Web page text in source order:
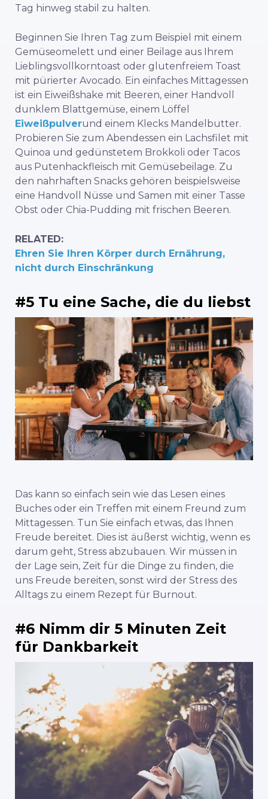
Tag hinweg stabil zu halten.
Beginnen Sie Ihren Tag zum Beispiel mit einem
Gemüseomelett und einer Beilage aus Ihrem
Lieblingsvollkorntoast oder glutenfreiem Toast
mit pürierter Avocado. Ein einfaches Mittagessen
ist ein Eiweißshake mit Beeren, einer Handvoll
dunklem Blattgemüse, einem Löffel
Eiweißpulverund einem Klecks Mandelbutter.
Probieren Sie zum Abendessen ein Lachsfilet mit
Quinoa und gedünstetem Brokkoli oder Tacos
aus Putenhackfleisch mit Gemüsebeilage. Zu
den nahrhaften Snacks gehören beispielsweise
eine Handvoll Nüsse und Samen mit einer Tasse
Obst oder Chia-Pudding mit frischen Beeren.
RELATED:
Ehren Sie Ihren Körper durch Ernährung,
nicht durch Einschränkung
#5 Tu eine Sache, die du liebst
Das kann so einfach sein wie das Lesen eines
Buches oder ein Treffen mit einem Freund zum
Mittagessen. Tun Sie einfach etwas, das Ihnen
Freude bereitet. Dies ist äußerst wichtig, wenn es
darum geht, Stress abzubauen. Wir müssen in
der Lage sein, Zeit für die Dinge zu finden, die
uns Freude bereiten, sonst wird der Stress des
Alltags zu einem Rezept für Burnout.
#6 Nimm dir 5 Minuten Zeit
für Dankbarkeit